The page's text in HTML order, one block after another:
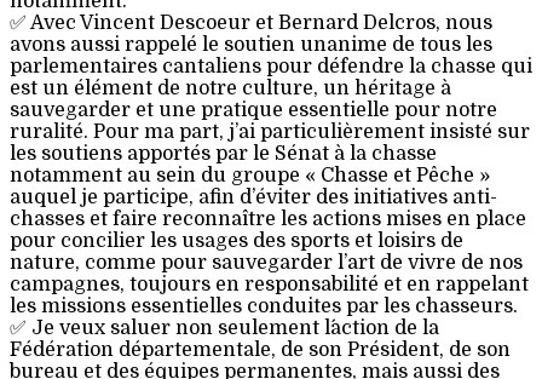
✅ Avec Vincent Descoeur et Bernard Delcros, nous
avons aussi rappelé le soutien unanime de tous les
parlementaires cantaliens pour défendre la chasse qui
est un élément de notre culture, un héritage à
sauvegarder et une pratique essentielle pour notre
ruralité. Pour ma part, j’ai particulièrement insisté sur
les soutiens apportés par le Sénat à la chasse
notamment au sein du groupe « Chasse et Pêche »
auquel je participe, afin d’éviter des initiatives anti-
chasses et faire reconnaître les actions mises en place
pour concilier les usages des sports et loisirs de
nature, comme pour sauvegarder l’art de vivre de nos
campagnes, toujours en responsabilité et en rappelant
les missions essentielles conduites par les chasseurs.
✅ Je veux saluer non seulement l´action de la
Fédération départementale, de son Président, de son
bureau et des équipes permanentes, mais aussi des